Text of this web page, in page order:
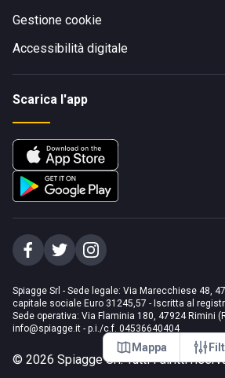
Mappa
Gestione cookie
Accessibilità digitale
Scarica l'app
Spiagge Srl - Sede legale: Via Marecchiese 48,
capitale sociale Euro 31245,57 - Iscritta al
Sede operativa: Via Flaminia 180, 47924 Rimini
info@spiagge.it - p.i./c.f. 04536640404
© 2026 Spiagge Srl. Tutti i diritti